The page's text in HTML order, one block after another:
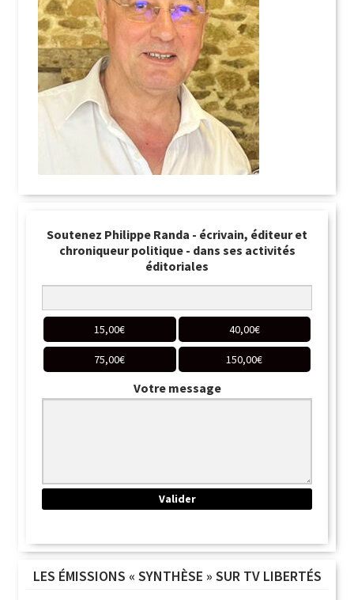
Soutenez Philippe Randa - écrivain, éditeur et
chroniqueur politique - dans ses activités
éditoriales
15,00€ 40,00€
75,00€ 150,00€
Votre message
LES ÉMISSIONS « SYNTHÈSE » SUR TV LIBERTÉS